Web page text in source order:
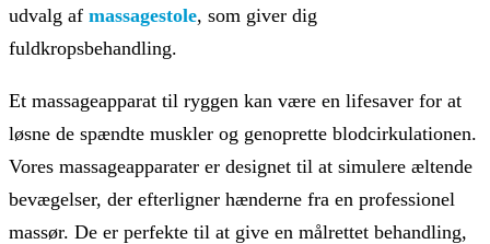
udvalg af massagestole, som giver dig
fuldkropsbehandling.
Et massageapparat til ryggen kan være en lifesaver for at
løsne de spændte muskler og genoprette blodcirkulationen.
Vores massageapparater er designet til at simulere æltende
bevægelser, der efterligner hænderne fra en professionel
massør. De er perfekte til at give en målrettet behandling,